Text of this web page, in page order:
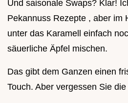
Und saisonale Swaps? Klar!
Pekannuss Rezepte , aber im
unter das Karamell einfach
säuerliche Äpfel mischen.
Das gibt dem Ganzen einen
Touch. Aber vergessen Sie